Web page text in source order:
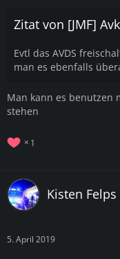
Zitat von [JMF]
Evtl das AVDS
man es ebenfalls
Man kann es benutzen
stehen
1
Kisten Felps
5. April 2019